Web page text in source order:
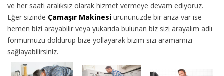
ve her saati aralıksız olarak hizmet vermeye devam ediyoruz.
Eğer sizinde Çamaşır Makinesi ürününüzde bir arıza var ise
hemen bizi arayabilir veya yukarıda bulunan biz sizi arayalım adlı
formumuzu doldurup bize yollayarak bizim sizi aramamızı
sağlayabilirsiniz.